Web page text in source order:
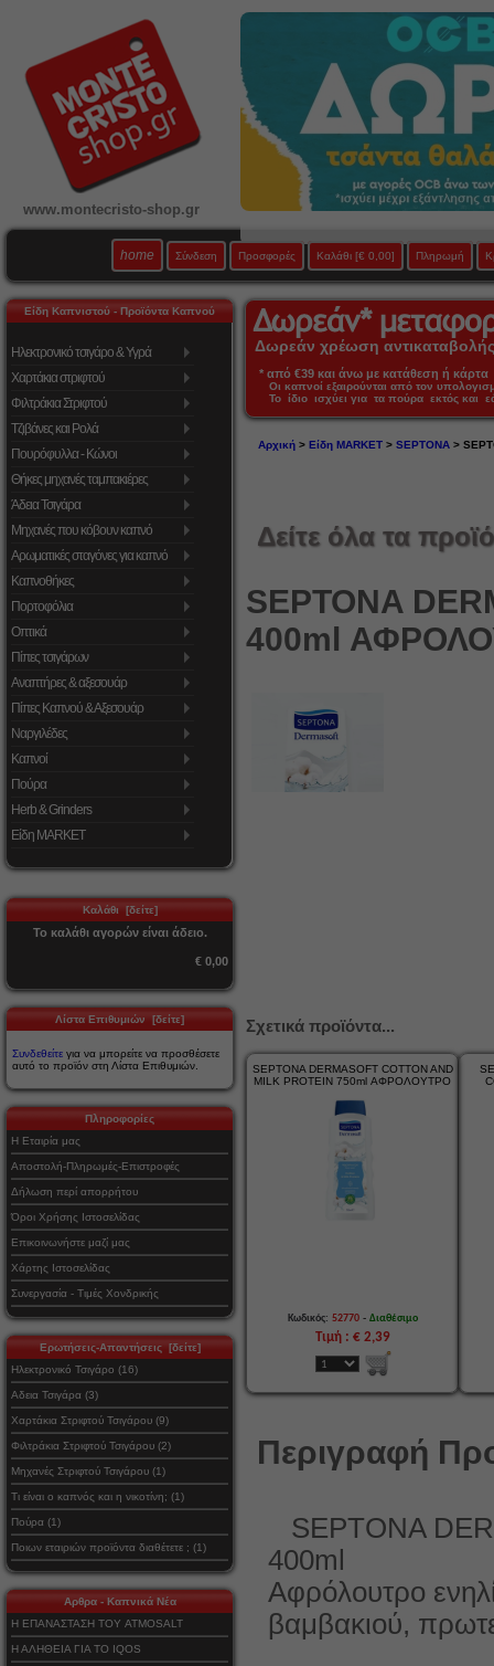
www.montecristo-shop.gr
home Σύνδεση Προσφορές Καλάθι [€ 0,00] Πληρωμή
Είδη Καπνιστού - Προϊόντα Καπνού
Ηλεκτρονικό τσιγάρο & Υγρά
Χαρτάκια στριφτού
Φιλτράκια Στριφτού
Τζιβάνες και Ρολά
Πουρόφυλλα - Κώνοι
Θήκες μηχανές ταμπακιέρες
Άδεια Τσιγάρα
Μηχανές που κόβουν καπνό
Αρωματικές σταγόνες για καπνό
Καπνοθήκες
Πορτοφόλια
Οπτικά
Πίπες τσιγάρων
Αναπτήρες & αξεσουάρ
Πίπες Καπνού & Αξεσουάρ
Ναργιλέδες
Καπνοί
Πούρα
Herb & Grinders
Είδη MARKET
Καλάθι [δείτε]
Το καλάθι αγορών είναι άδειο.
€ 0,00
Λίστα Επιθυμιών [δείτε]
Συνδεθείτε για να μπορείτε να προσθέσετε
αυτό το προϊόν στη Λίστα Επιθυμιών.
Πληροφορίες
Η Εταιρία μας
Αποστολή-Πληρωμές-Επιστροφές
Δήλωση περί απορρήτου
Όροι Χρήσης Ιστοσελίδας
Επικοινωνήστε μαζί μας
Χάρτης Ιστοσελίδας
Συνεργασία - Τιμές Χονδρικής
Ερωτήσεις-Απαντήσεις [δείτε]
Ηλεκτρονικό Τσιγάρο (16)
Αδεια Τσιγάρα (3)
Χαρτάκια Στριφτού Τσιγάρου (9)
Φιλτράκια Στριφτού Τσιγάρου (2)
Μηχανές Στριφτού Τσιγάρου (1)
Τι είναι ο καπνός και η νικοτίνη; (1)
Πούρα (1)
Ποιων εταιριών προϊόντα διαθέτετε ; (1)
Αρθρα - Καπνικά Νέα
Η ΕΠΑΝΑΣΤΑΣΗ ΤΟΥ ATMOSALT
Η ΑΛΗΘΕΙΑ ΓΙΑ ΤΟ IQOS
Δωρεάν χρέωση
* από €39 και άνω με κατάθεση ή
Οι καπνοί εξαιρούνται από τον
Το ίδιο ισχύει για τα πούρα εκτός και
Αρχική> Είδη MARKET> SEPTONA>
Δείτε όλα τα
SEPTONA
400ml
Σχετικά προϊόντα...
SEPTONA DERMASOFT COTTON AND
MILK PROTEIN 750ml ΑΦΡΟΛΟΥΤΡΟ
Κωδικός: 52770- Διαθέσιμο
Τιμή : € 2,39
Περιγραφή
SEPTONA
400ml
Αφρόλουτρο
βαμβακιού,